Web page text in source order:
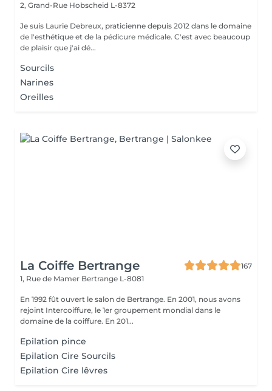
2, Grand-Rue Hobscheid L-8372
Je suis Laurie Debreux, praticienne depuis 2012 dans le domaine
de l'esthétique et de la pédicure médicale. C'est avec beaucoup
de plaisir que j'ai dé...
Sourcils
Narines
Oreilles
La Coiffe Bertrange
167
1, Rue de Mamer Bertrange L-8081
En 1992 fût ouvert le salon de Bertrange. En 2001, nous avons
rejoint Intercoiffure, le 1er groupement mondial dans le
domaine de la coiffure. En 201...
Epilation pince
Epilation Cire Sourcils
Epilation Cire lêvres